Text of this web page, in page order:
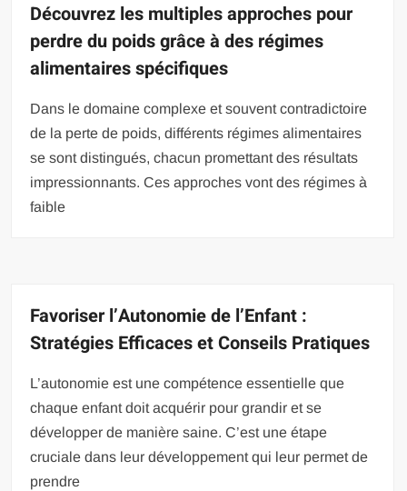
Découvrez les multiples approches pour
perdre du poids grâce à des régimes
alimentaires spécifiques
Dans le domaine complexe et souvent contradictoire
de la perte de poids, différents régimes alimentaires
se sont distingués, chacun promettant des résultats
impressionnants. Ces approches vont des régimes à
faible
Favoriser l’Autonomie de l’Enfant :
Stratégies Efficaces et Conseils Pratiques
L’autonomie est une compétence essentielle que
chaque enfant doit acquérir pour grandir et se
développer de manière saine. C’est une étape
cruciale dans leur développement qui leur permet de
prendre